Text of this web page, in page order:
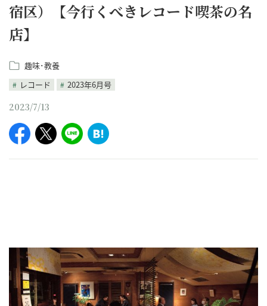
宿区）【今行くべきレコード喫茶の名
店】
趣味･教養
レコード
2023年6月号
2023/7/13